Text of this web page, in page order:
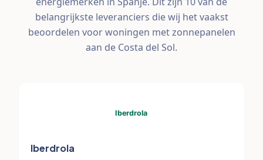
belangrijkste leveranciers die wij het vaakst
beoordelen voor woningen met zonnepanelen
aan de Costa del Sol.
Iberdrola